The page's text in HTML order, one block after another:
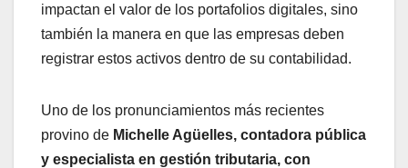
impactan el valor de los portafolios digitales, sino
también la manera en que las empresas deben
registrar estos activos dentro de su contabilidad.
Uno de los pronunciamientos más recientes
provino de Michelle Agüelles, contadora pública
y especialista en gestión tributaria, con